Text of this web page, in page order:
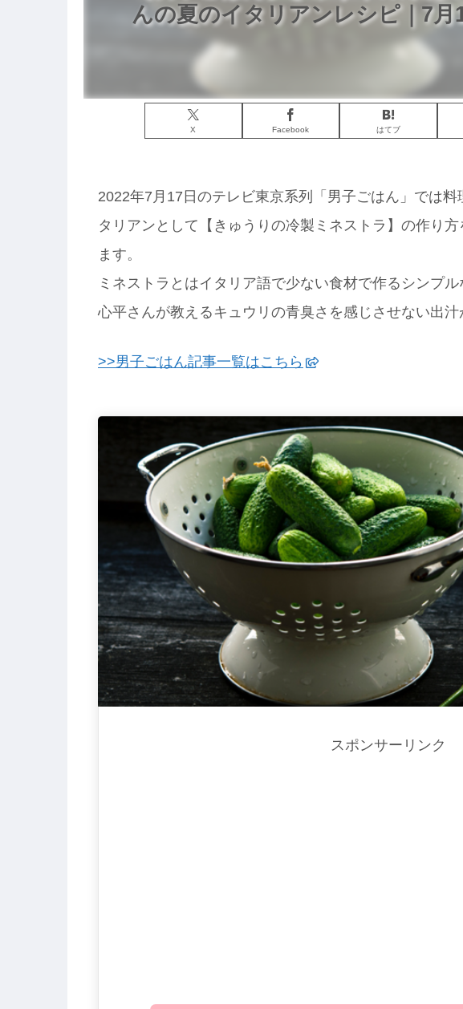
んの夏のイタリアンレシピ｜7月
X Facebook はてブ
2022年7月17日のテレビ東京系列「男子ごはん」では
タリアンとして【きゅうりの冷製ミネストラ】の作り
ます。
ミネストラとはイタリア語で少ない食材で作るシンプル
心平さんが教えるキュウリの青臭さを感じさせない出汁
>>男子ごはん記事一覧はこちら
スポンサーリンク